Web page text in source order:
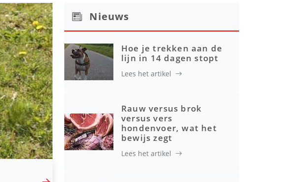
Nieuws
Hoe je trekken aan de
lijn in 14 dagen stopt
Lees het artikel
Rauw versus brok
versus vers
hondenvoer, wat het
bewijs zegt
Lees het artikel